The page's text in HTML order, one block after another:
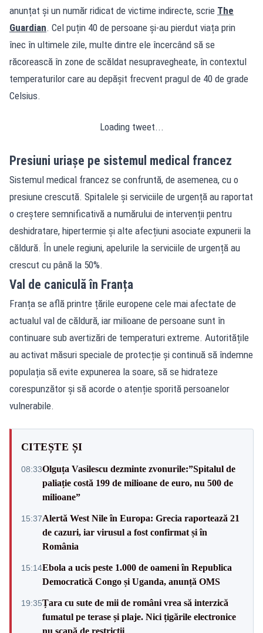
anunțat și un număr ridicat de victime indirecte, scrie The
Guardian. Cel puțin 40 de persoane și-au pierdut viața prin
înec în ultimele zile, multe dintre ele încercând să se
răcorească în zone de scăldat nesupravegheate, în contextul
temperaturilor care au depășit frecvent pragul de 40 de grade
Celsius.
Loading tweet...
Presiuni uriașe pe sistemul medical francez
Sistemul medical francez se confruntă, de asemenea, cu o
presiune crescută. Spitalele și serviciile de urgență au raportat
o creștere semnificativă a numărului de intervenții pentru
deshidratare, hipertermie și alte afecțiuni asociate expunerii la
căldură. În unele regiuni, apelurile la serviciile de urgență au
crescut cu până la 50%.
Val de caniculă în Franța
Franța se află printre țările europene cele mai afectate de
actualul val de căldură, iar milioane de persoane sunt în
continuare sub avertizări de temperaturi extreme. Autoritățile
au activat măsuri speciale de protecție și continuă să îndemne
populația să evite expunerea la soare, să se hidrateze
corespunzător și să acorde o atenție sporită persoanelor
vulnerabile.
CITEȘTE ȘI
08:33Olguța Vasilescu dezminte zvonurile:”Spitalul de
paliație costă 199 de milioane de euro, nu 500 de
milioane”
15:37Alertă West Nile în Europa: Grecia raportează 21
de cazuri, iar virusul a fost confirmat și în
România
15:14Ebola a ucis peste 1.000 de oameni în Republica
Democratică Congo și Uganda, anunță OMS
19:35Țara cu sute de mii de români vrea să interzică
fumatul pe terase și plaje. Nici țigările electronice
nu scapă de restricții